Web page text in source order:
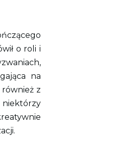
o roli i
na
z
niektórzy